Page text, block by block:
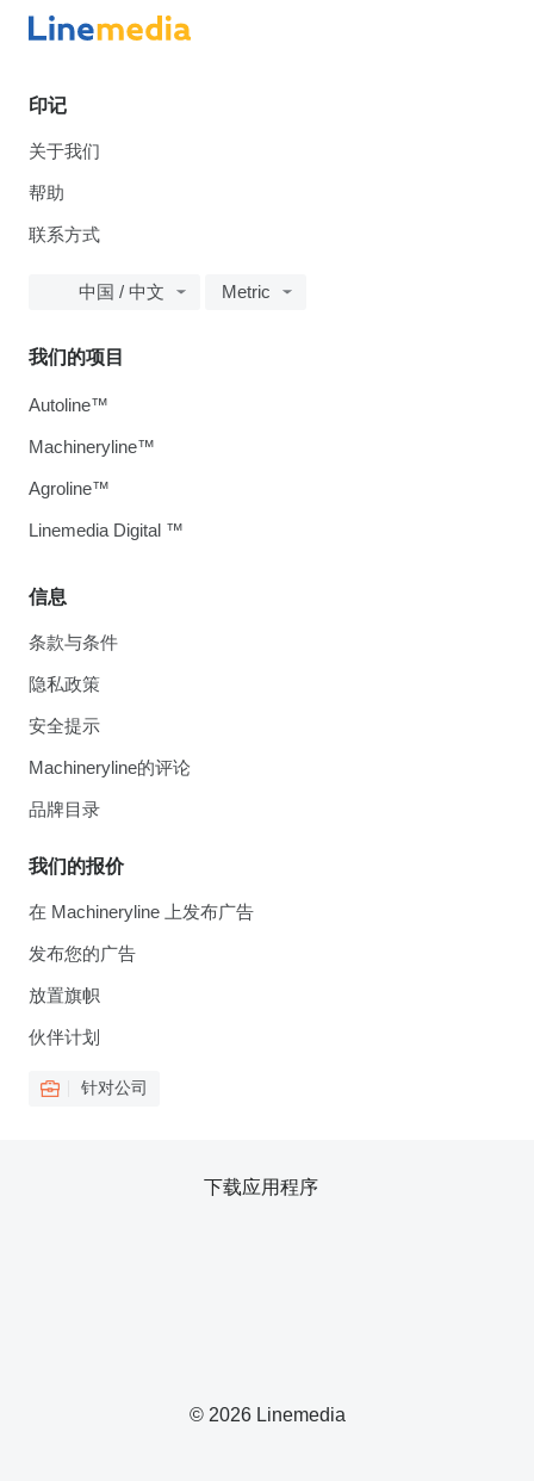
印记
关于我们
帮助
联系方式
中国 / 中文 Metric
信息
条款与条件
隐私政策
安全提示
Machineryline的评论
品牌目录
我们的报价
在 Machineryline 上发布广告
发布您的广告
放置旗帜
伙伴计划
针对公司
我们的项目
Autoline™
Machineryline™
Agroline™
Linemedia Digital ™
© 2026 Linemedia
下载应用程序